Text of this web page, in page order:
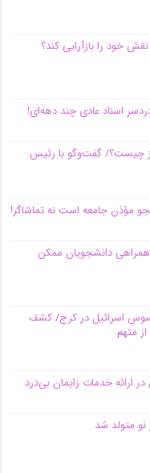
خود را بازآرایی کند؟
اسناد عادی چند‌ دهه‌ای!
چیست؟/ گفت‌وگو با رئیس
مؤذن جامعه است نه تماشاگر!
دانشجویان ممکن
اسرائیل در کرج/‌ کشف
متهم
متولد شد